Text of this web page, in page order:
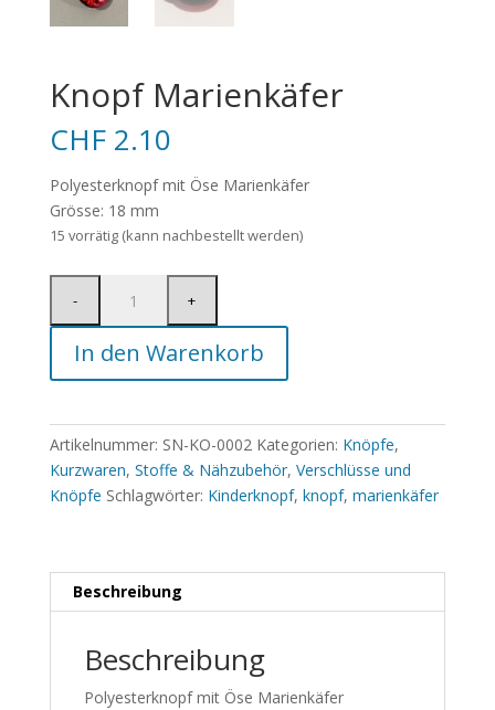
Knopf Marienkäfer
CHF2.10
Polyesterknopf mit Öse Marienkäfer
Grösse: 18 mm
15 vorrätig (kann nachbestellt werden)
In den Warenkorb
Artikelnummer: SN-KO-0002 Kategorien: Knöpfe,
Kurzwaren, Stoffe & Nähzubehör, Verschlüsse und
Knöpfe Schlagwörter: Kinderknopf, knopf, marienkäfer
Beschreibung
Beschreibung
Polyesterknopf mit Öse Marienkäfer